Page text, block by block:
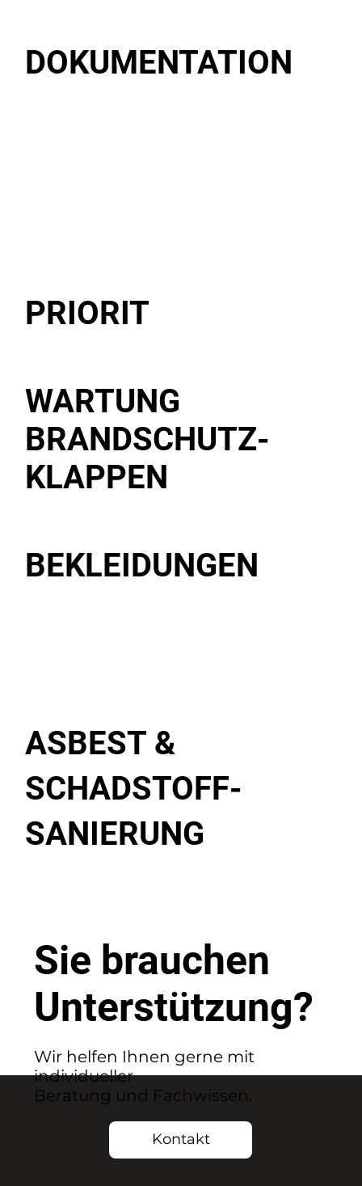
PRIORIT
DOKUMENTATION
WARTUNG
BRANDSCHUTZ-
KLAPPEN
BEKLEIDUNGEN
ASBEST &
SCHADSTOFF-
SANIERUNG
Kontakt
Sie brauchen
Unterstützung?
Wir helfen Ihnen gerne mit
individueller
Beratung und Fachwissen.